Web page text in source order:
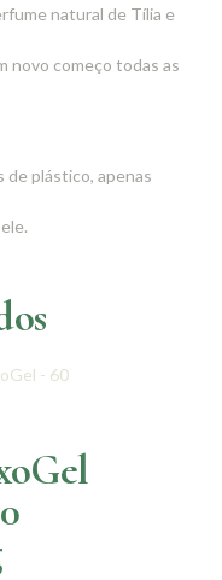
natural de Tília e
novo começo todas as
plástico, apenas